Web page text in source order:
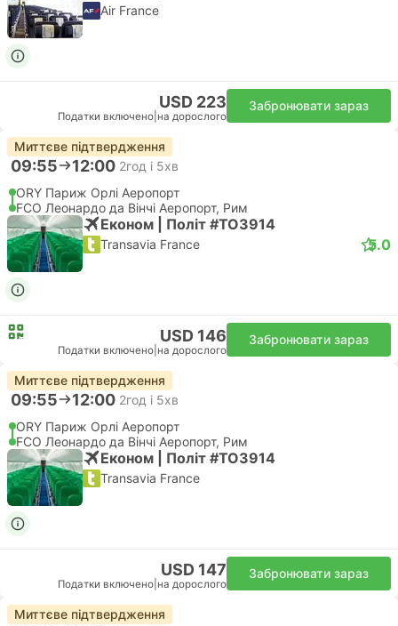
Air France
USD 223
Податки включено на дорослого
Забронювати зараз
Миттєве підтвердження
09:55 12:00 2год і 5хв
ORY Париж Орлі Аеропорт
FCO Леонардо да Вінчі Аеропорт, Рим
Економ | Політ #TO3914
Transavia France 5.0
USD 146
Податки включено на дорослого
Забронювати зараз
Миттєве підтвердження
09:55 12:00 2год і 5хв
ORY Париж Орлі Аеропорт
FCO Леонардо да Вінчі Аеропорт, Рим
Економ | Політ #TO3914
Transavia France
USD 147
Податки включено на дорослого
Забронювати зараз
Миттєве підтвердження